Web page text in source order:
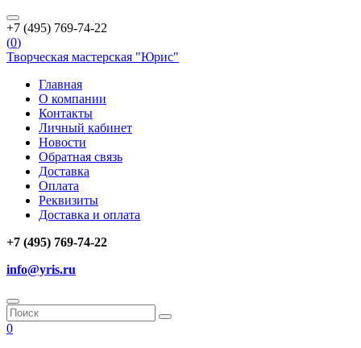
+7 (495) 769-74-22
(0)
Творческая мастерская "Юрис"
Главная
О компании
Контакты
Личный кабинет
Новости
Обратная связь
Доставка
Оплата
Реквизиты
Доставка и оплата
+7 (495) 769-74-22
info@yris.ru
0